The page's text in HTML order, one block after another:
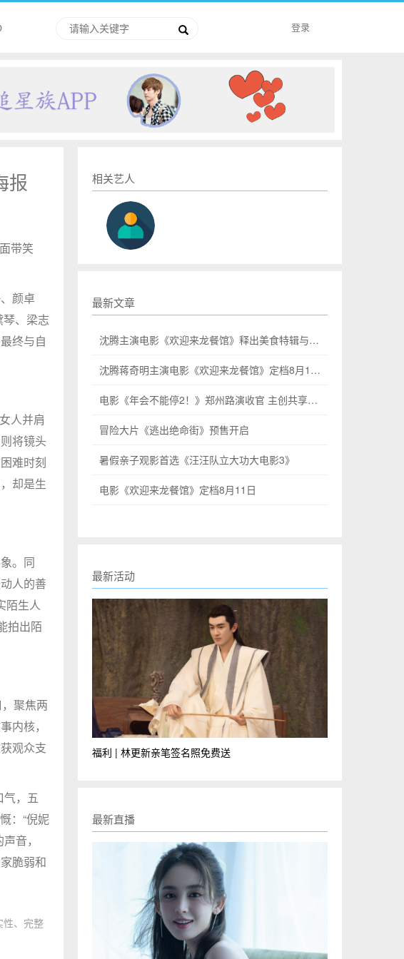
登录
报
带笑
颜卓
、梁志
终与自
人并肩
将镜头
难时刻
却是生
。同
人的善
陌生人
拍出陌
聚焦两
内核，
观众支
，五
：“倪妮
音，
脆弱和
性、完整
相关艺人
最新文章
沈腾主演电影《欢迎来龙餐馆》释出美食特辑与海报
沈腾蒋奇明主演电影《欢迎来龙餐馆》定档8月11日
电影《年会不能停2！》郑州路演收官 主创共享温情欢乐
冒险大片《逃出绝命街》预售开启
暑假亲子观影首选《汪汪队立大功大电影3》
电影《欢迎来龙餐馆》定档8月11日
最新活动
福利 | 林更新亲笔签名照免费送
最新直播